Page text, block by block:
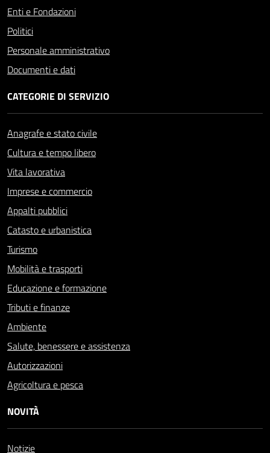
Enti e Fondazioni
Politici
Personale amministrativo
Documenti e dati
CATEGORIE DI SERVIZIO
Anagrafe e stato civile
Cultura e tempo libero
Vita lavorativa
Imprese e commercio
Appalti pubblici
Catasto e urbanistica
Turismo
Mobilità e trasporti
Educazione e formazione
Tributi e finanze
Ambiente
Salute, benessere e assistenza
Autorizzazioni
Agricoltura e pesca
NOVITÀ
Notizie